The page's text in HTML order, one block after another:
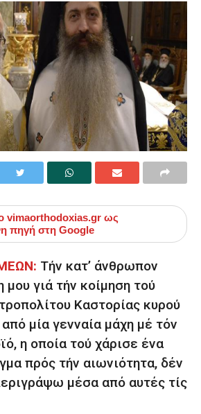
vimaorthodoxias.gr ως
πηγή στη Google
Τήν κατ’ άνθρωπον
μου γιά τήν κοίμηση τού
Καστορίας κυρού
μία γενναία μάχη μέ τόν
η οποία τού χάρισε ένα
πρός τήν αιωνιότητα, δέν
μέσα από αυτές τίς